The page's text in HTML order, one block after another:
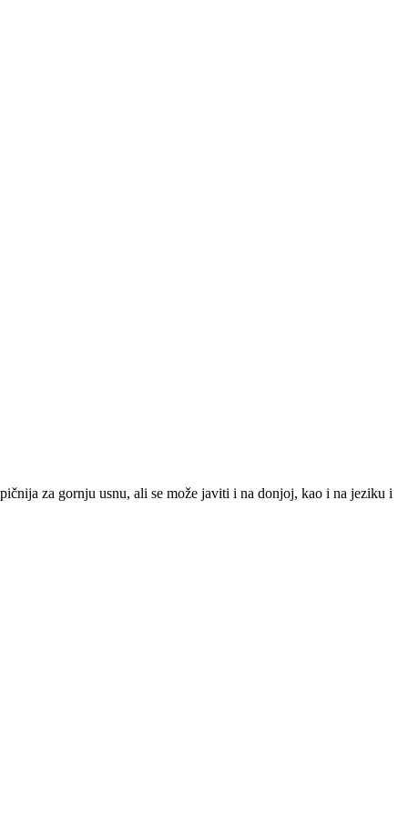
za gornju usnu, ali se može javiti i na donjoj, kao i na jeziku i